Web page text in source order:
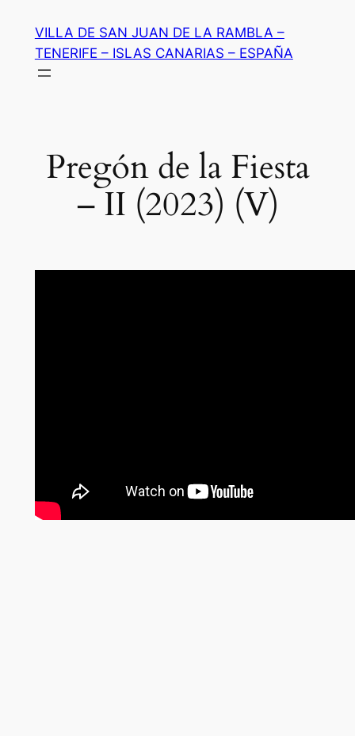
contenido
VILLA DE SAN JUAN DE LA RAMBLA –
TENERIFE – ISLAS CANARIAS – ESPAÑA
Pregón de la Fiesta
– II (2023) (V)